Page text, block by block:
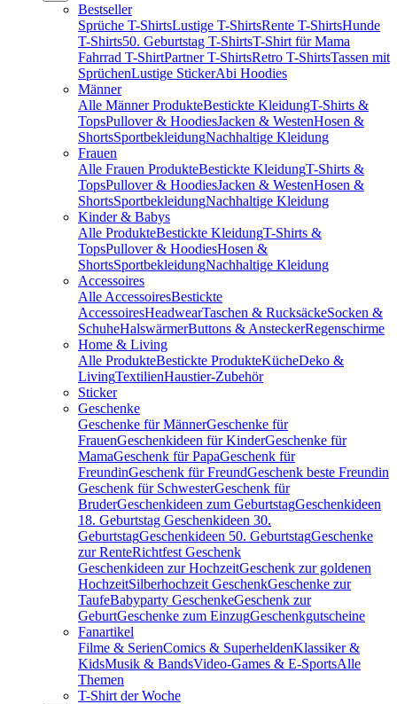
Bestseller
Sprüche T-ShirtsLustige T-ShirtsRente T-ShirtsHunde
T-Shirts50. Geburtstag T-ShirtsT-Shirt für Mama
Fahrrad T-ShirtPartner T-ShirtsRetro T-ShirtsTassen mit
SprüchenLustige StickerAbi Hoodies
Männer
Alle Männer ProdukteBestickte KleidungT-Shirts &
TopsPullover & HoodiesJacken & WestenHosen &
ShortsSportbekleidungNachhaltige Kleidung
Frauen
Alle Frauen ProdukteBestickte KleidungT-Shirts &
TopsPullover & HoodiesJacken & WestenHosen &
ShortsSportbekleidungNachhaltige Kleidung
Kinder & Babys
Alle ProdukteBestickte KleidungT-Shirts &
TopsPullover & HoodiesHosen &
ShortsSportbekleidungNachhaltige Kleidung
Accessoires
Alle AccessoiresBestickte
AccessoiresHeadwearTaschen & RucksäckeSocken &
SchuheHalswärmerButtons & AnsteckerRegenschirme
Home & Living
Alle ProdukteBestickte ProdukteKücheDeko &
LivingTextilienHaustier-Zubehör
Sticker
Geschenke
Geschenke für MännerGeschenke für
FrauenGeschenkideen für KinderGeschenke für
MamaGeschenk für PapaGeschenk für
FreundinGeschenk für FreundGeschenk beste Freundin
Geschenk für SchwesterGeschenk für
BruderGeschenkideen zum GeburtstagGeschenkideen
18. Geburtstag Geschenkideen 30.
GeburtstagGeschenkideen 50. GeburtstagGeschenke
zur RenteRichtfest Geschenk
Geschenkideen zur HochzeitGeschenk zur goldenen
HochzeitSilberhochzeit GeschenkGeschenke zur
TaufeBabyparty GeschenkeGeschenk zur
GeburtGeschenke zum EinzugGeschenkgutscheine
Fanartikel
Filme & SerienComics & SuperheldenKlassiker &
KidsMusik & BandsVideo-Games & E-SportsAlle
Themen
T-Shirt der Woche